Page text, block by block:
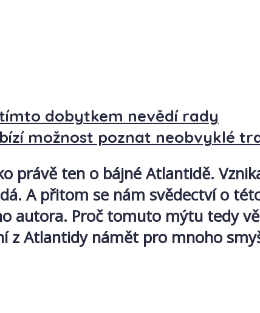
dobytkem nevědí rady
možnost poznat neobvyklé
právě ten o bájné Atlantidě.
A přitom se nám svědectví o
autora. Proč tomuto mýtu tedy
z Atlantidy námět pro mnoho